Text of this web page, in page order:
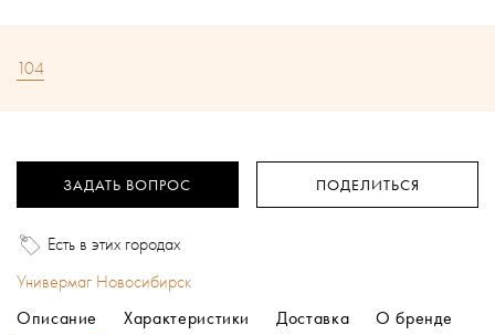
104
ЗАДАТЬ ВОПРОС ПОДЕЛИТЬСЯ
Есть в этих городах
Универмаг Новосибирск
Описание
Характеристики Доставка О бренде